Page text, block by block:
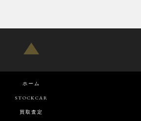
ホーム
STOCKCAR
買取査定